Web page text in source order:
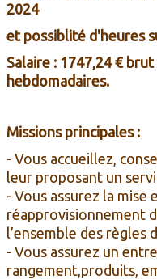
CONTACT
ENTREPRISE
2024
et possiblité d'heures
Salaire : 1747,24 €
hebdomadaires.
Missions principales :
- Vous accueillez,
leur proposant un
- Vous assurez la mise
réapprovisionnement
l’ensemble des règles
- Vous assurez un
rangement,produits,